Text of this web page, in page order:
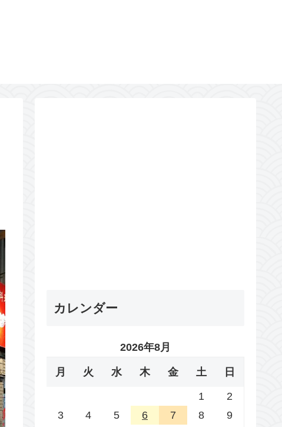
カレンダー
2026年8月
月 火 水 木 金 土 日
1
2
3
4 5 6 7 8
9